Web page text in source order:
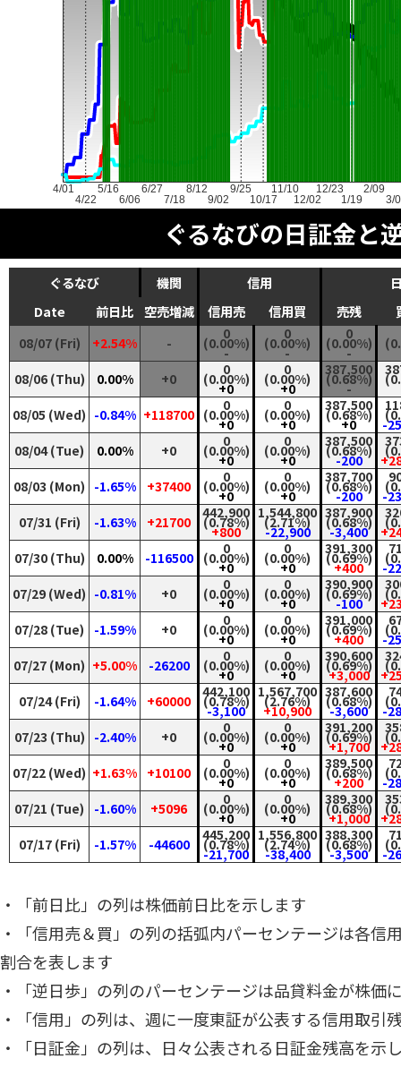
4/01
4/22
5/16
6/06
6/27
7/18
8/12
9/02
9/25
10/17
11/10
12/02
12/23
1/19
2/09
3/
ぐるなびの日証金と
ぐるなび 機関 信用
Date
前日比 空売増減 信用売 信用買 売残
08/07 (Fri) +2.54% -
0
(0.00%)
-
0
(0.00%)
-
0
(0.00%)
-
08/06 (Thu)
0.00% +0
0
(0.00%)
+0
0
(0.00%)
+0
387,500
(0.68%)
-
08/05 (Wed) -0.84% +118700
0
(0.00%)
+0
0
(0.00%)
+0
387,500
(0.68%)
+0
-
08/04 (Tue)
0.00% +0
0
(0.00%)
+0
0
(0.00%)
+0
387,500
(0.68%)
-200
08/03 (Mon) -1.65% +37400
0
(0.00%)
+0
0
(0.00%)
+0
387,700
(0.68%)
-200
-
07/31 (Fri)
-1.63% +21700
442,900
(0.78%)
+800
1,544,800
(2.71%)
-22,900
387,900
(0.68%)
-3,400
07/30 (Thu)
0.00% -116500
0
(0.00%)
+0
0
(0.00%)
+0
391,300
(0.69%)
+400
-
07/29 (Wed) -0.81% +0
0
(0.00%)
+0
0
(0.00%)
+0
390,900
(0.69%)
-100
07/28 (Tue)
-1.59% +0
0
(0.00%)
+0
0
(0.00%)
+0
391,000
(0.69%)
+400
-
07/27 (Mon) +5.00% -26200
0
(0.00%)
+0
0
(0.00%)
+0
390,600
(0.69%)
+3,000
07/24 (Fri)
-1.64% +60000
442,100
(0.78%)
-3,100
1,567,700
(2.76%)
+10,900
387,600
(0.68%)
-3,600
-
07/23 (Thu) -2.40% +0
0
(0.00%)
+0
0
(0.00%)
+0
391,200
(0.69%)
+1,700
07/22 (Wed) +1.63% +10100
0
(0.00%)
+0
0
(0.00%)
+0
389,500
(0.68%)
+200
-
07/21 (Tue)
-1.60% +5096
0
(0.00%)
+0
0
(0.00%)
+0
389,300
(0.68%)
+1,000
07/17 (Fri)
-1.57% -44600
445,200
(0.78%)
-21,700
1,556,800
(2.74%)
-38,400
388,300
(0.68%)
-3,500 -
・「前日比」の列は株価前日比を示します
・「信用売＆買」の列の括弧内パーセンテージは各信
割合を表します
・「逆日歩」の列のパーセンテージは品貸料金が株価
・「信用」の列は、週に一度東証が公表する信用取引
・「日証金」の列は、日々公表される日証金残高を示